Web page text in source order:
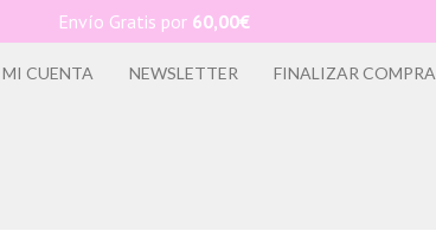
MI CUENTA NEWSLETTER FINALIZAR COMPRA
Envío Gratis por 60,00€